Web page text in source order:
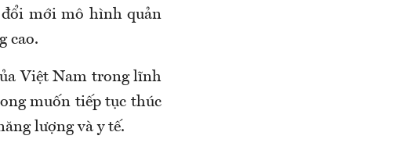
mới mô hình quản
cao.
Việt Nam trong lĩnh
muốn tiếp tục thúc
lượng và y tế.